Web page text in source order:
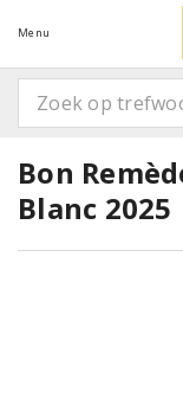
Menu
Bon
Blanc 2025